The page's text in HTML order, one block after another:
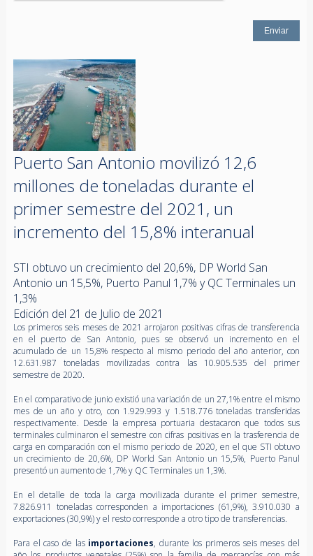
Puerto San Antonio movilizó 12,6
millones de toneladas durante el
primer semestre del 2021, un
incremento del 15,8% interanual
STI obtuvo un crecimiento del 20,6%, DP World San
Antonio un 15,5%, Puerto Panul 1,7% y QC Terminales un
1,3%
Edición del 21 de Julio de 2021
Los primeros seis meses de 2021 arrojaron positivas cifras de transferencia
en el puerto de San Antonio, pues se observó un incremento en el
acumulado de un 15,8% respecto al mismo periodo del año anterior, con
12.631.987 toneladas movilizadas contra las 10.905.535 del primer
semestre de 2020.
En el comparativo de junio existió una variación de un 27,1% entre el mismo
mes de un año y otro, con 1.929.993 y 1.518.776 toneladas transferidas
respectivamente. Desde la empresa portuaria destacaron que todos sus
terminales culminaron el semestre con cifras positivas en la trasferencia de
carga en comparación con el mismo periodo de 2020, en el que STI obtuvo
un crecimiento de 20,6%, DP World San Antonio un 15,5%, Puerto Panul
presentó un aumento de 1,7% y QC Terminales un 1,3%.
En el detalle de toda la carga movilizada durante el primer semestre,
7.826.911 toneladas corresponden a importaciones (61,9%), 3.910.030 a
exportaciones (30,9%) y el resto corresponde a otro tipo de transferencias.
Para el caso de las importaciones, durante los primeros seis meses del